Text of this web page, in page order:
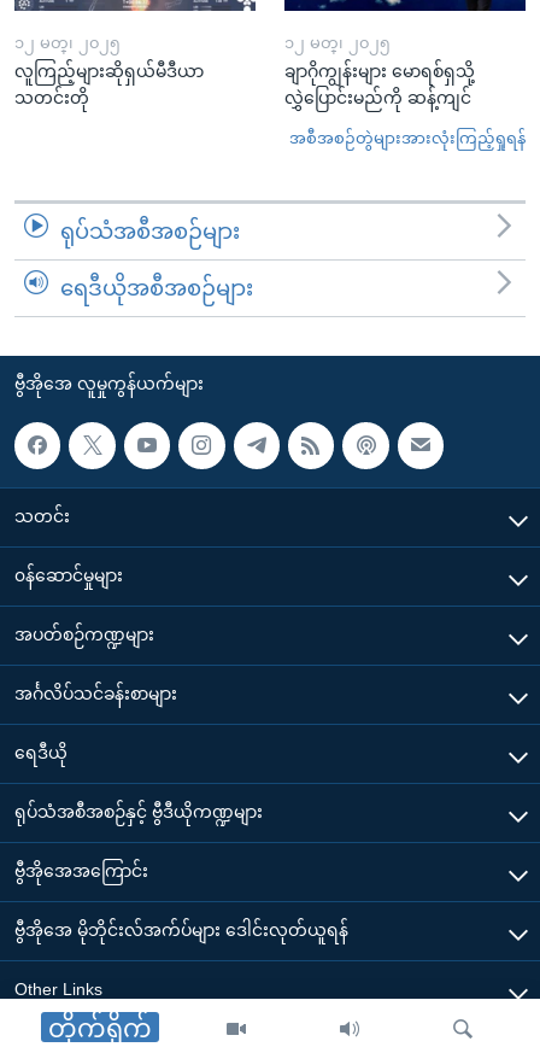
တိုက်ရိုက်
၁၂ မတ္၊ ၂၀၂၅
လူကြည့်များဆိုရှယ်မီဒီယာ
သတင်းတို
၁၂ မတ္၊ ၂၀၂၅
ချာဂိုကျွန်းများ မောရစ်ရှသို့
လွှဲပြောင်းမည်ကို ဆန့်ကျင်
အစီအစဉ်တွဲများအားလုံးကြည့်ရှုရန်
ရုပ်သံအစီအစဉ်များ
ရေဒီယိုအစီအစဉ်များ
ဗွီအိုအေ လူမှုကွန်ယက်များ
သတင်း
၀န်ဆောင်မှုများ
အပတ်စဉ်ကဏ္ဍများ
အင်္ဂလိပ်သင်ခန်းစာများ
ရေဒီယို
ရုပ်သံအစီအစဉ်နှင့် ဗွီဒီယိုကဏ္ဍများ
ဗွီအိုအေအကြောင်း
ဗွီအိုအေ မိုဘိုင်းလ်အက်ပ်များ ဒေါင်းလုတ်ယူရန်
Other Links